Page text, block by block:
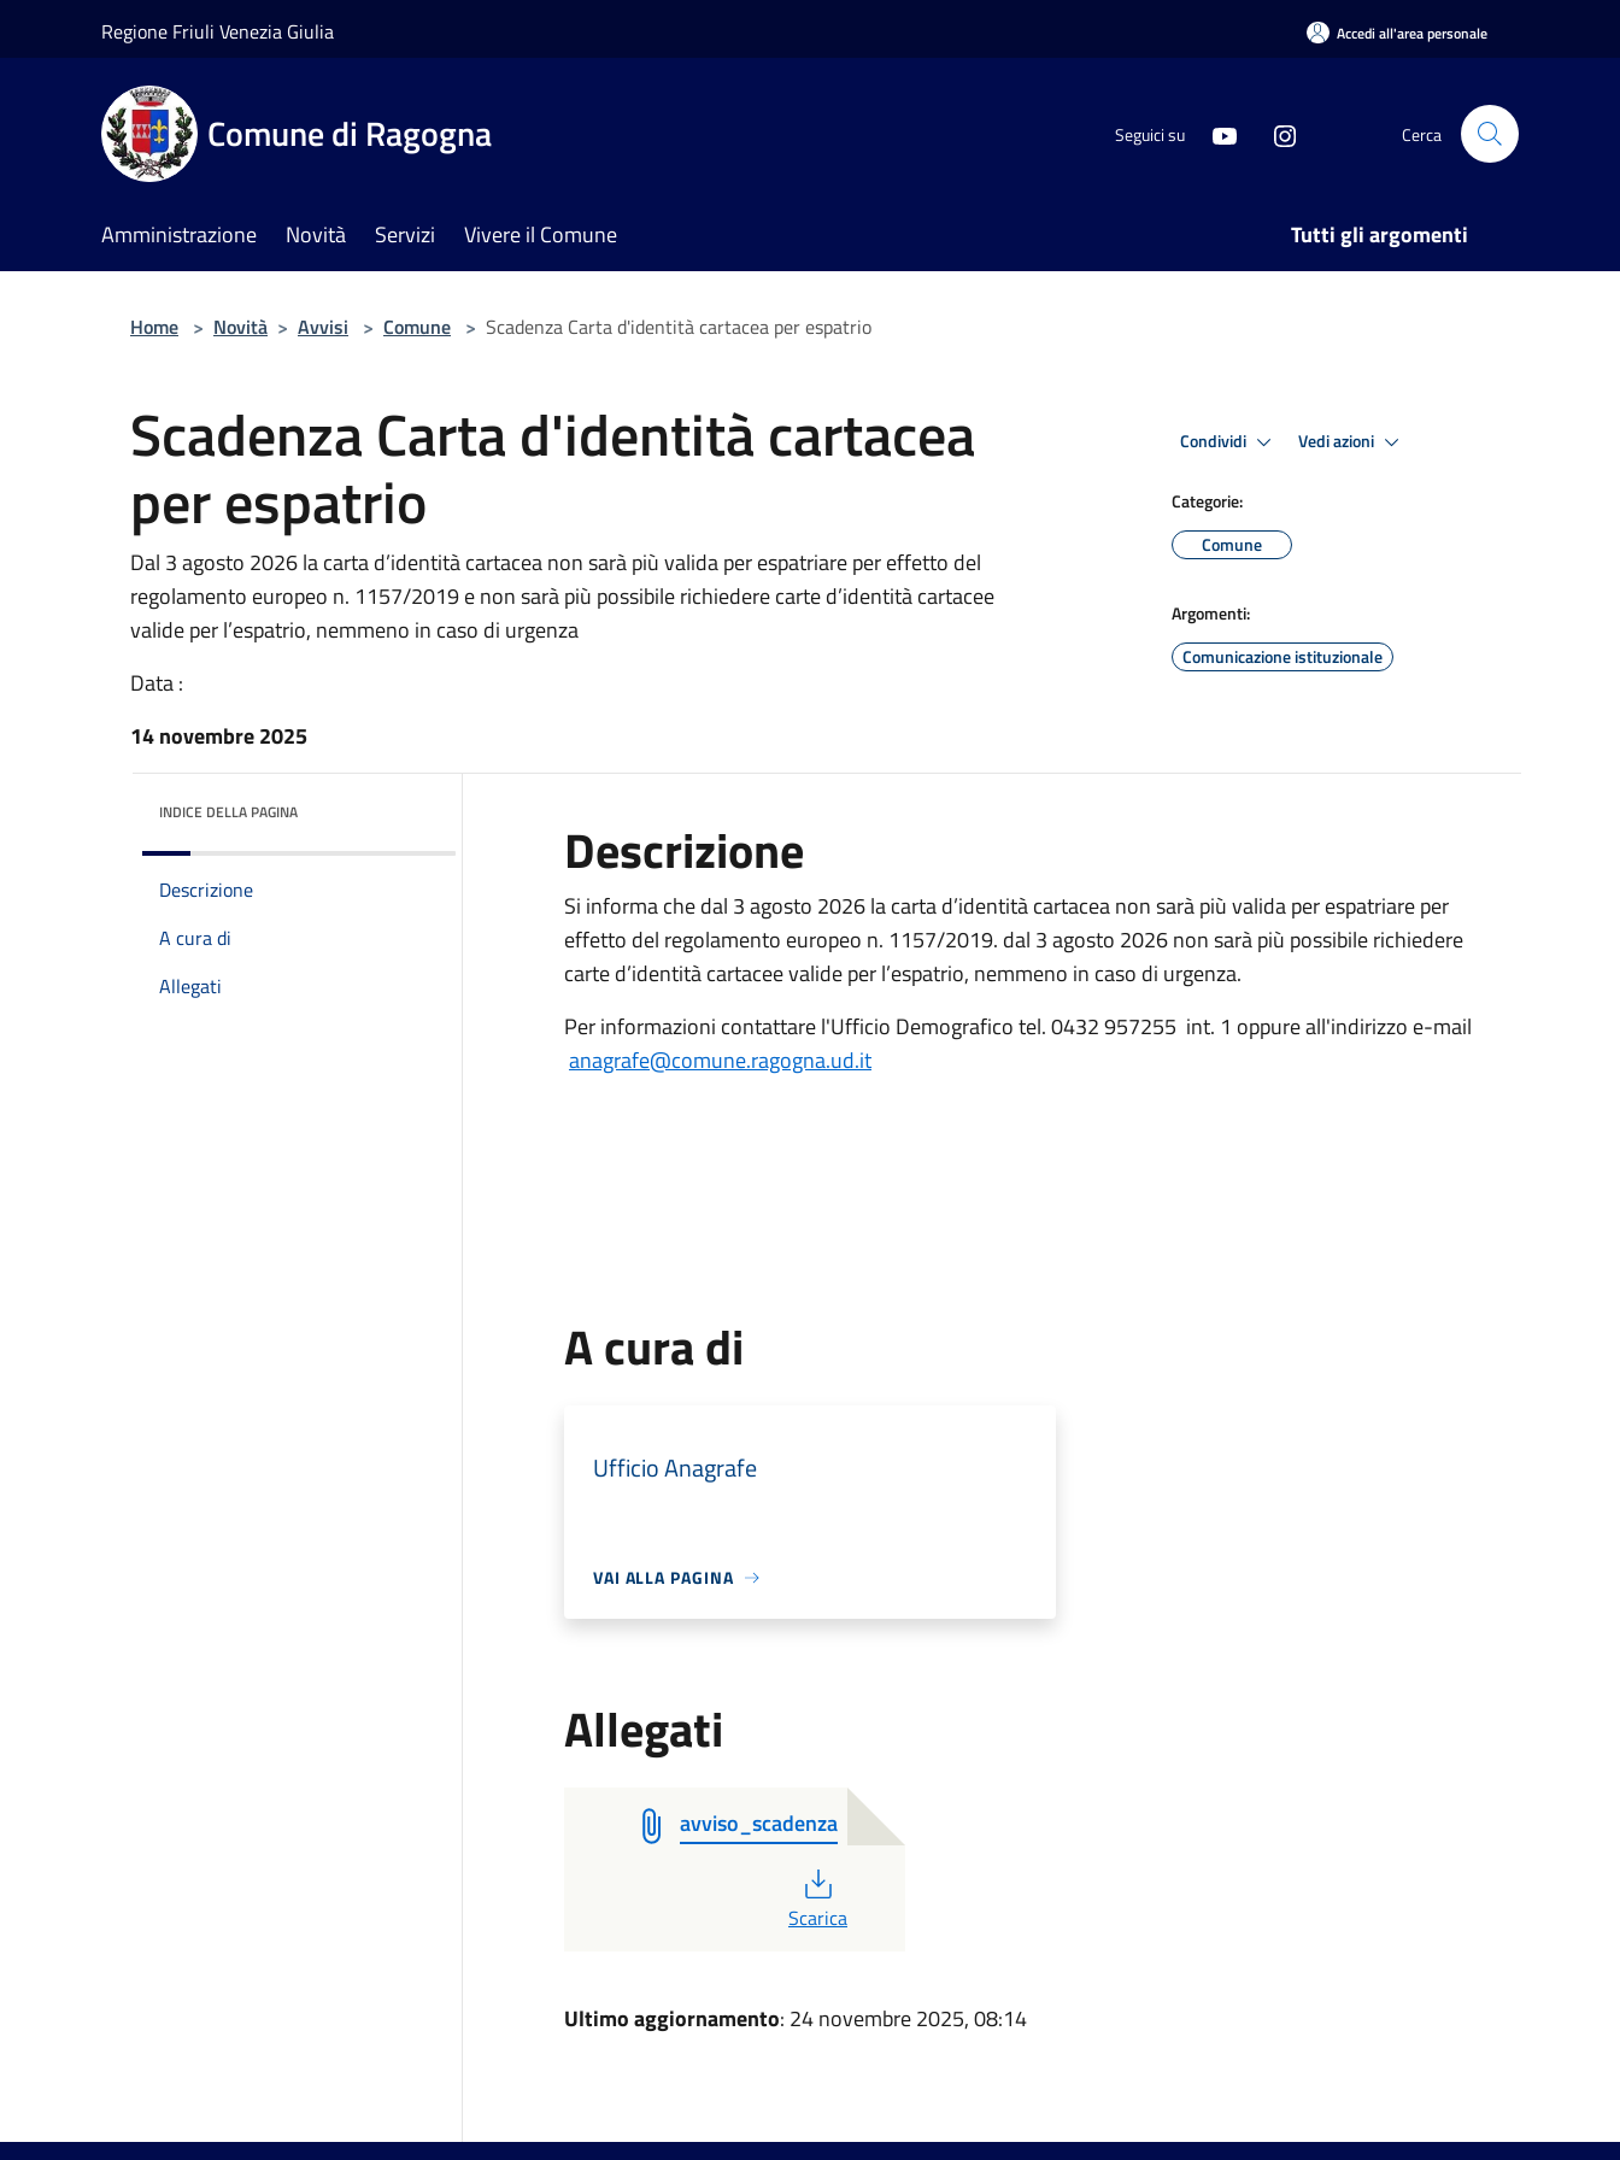
Regione Friuli Venezia Giulia Accedi all'area personale
Comune di Ragogna Seguici su Cerca
Amministrazione Novità Servizi Vivere il Comune Tutti gli argomenti
Home > Novità > Avvisi > Comune > Scadenza Carta d'identità cartacea per espatrio
Scadenza Carta d'identità cartacea
per espatrio
Dal 3 agosto 2026 la carta d’identità cartacea non sarà più valida per espatriare per effetto del
regolamento europeo n. 1157/2019 e non sarà più possibile richiedere carte d’identità cartacee
valide per l’espatrio, nemmeno in caso di urgenza
Data :
14 novembre 2025
Condividi Vedi azioni
Categorie:
Comune
Argomenti:
Comunicazione istituzionale
INDICE DELLA PAGINA
Descrizione
A cura di
Allegati
Descrizione
Si informa che dal 3 agosto 2026 la carta d’identità cartacea non sarà più valida per espatriare per
effetto del regolamento europeo n. 1157/2019. dal 3 agosto 2026 non sarà più possibile richiedere
carte d’identità cartacee valide per l’espatrio, nemmeno in caso di urgenza.
Per informazioni contattare l'Ufficio Demografico tel. 0432 957255 int. 1 oppure all'indirizzo e-mail
anagrafe@comune.ragogna.ud.it
A cura di
Ufficio Anagrafe
VAI ALLA PAGINA
Allegati
avviso_scadenza
Scarica
Ultimo aggiornamento: 24 novembre 2025, 08:14